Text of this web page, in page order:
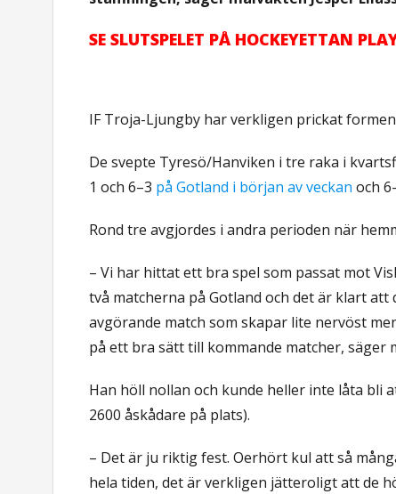
SE SLUTSPELET PÅ HOCKEYETTAN
IF Troja-Ljungby har verkligen prickat
De svepte Tyresö/Hanviken i tre raka i
1 och 6–3 på Gotland i början av veckan och
Rond tre avgjordes i andra perioden när
– Vi har hittat ett bra spel som passat mot
två matcherna på Gotland och det är klart
avgörande match som skapar lite nervöst
på ett bra sätt till kommande matcher, säger
Han höll nollan och kunde heller inte låta bli
2600 åskådare på plats).
– Det är ju riktig fest. Oerhört kul att så
hela tiden, det är verkligen jätteroligt att de